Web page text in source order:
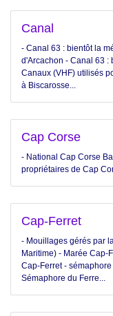
Canal
- Canal 63 : bientôt la
d'Arcachon - Canal 63 :
Canaux (VHF) utilisés
à Biscarosse...
Cap Corse
- National Cap Corse
propriétaires de Cap
Cap-Ferret
- Mouillages gérés par
Maritime) - Marée Cap-
Cap-Ferret -
Sémaphore du Ferre...